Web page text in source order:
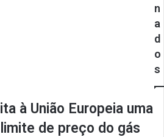
n
a
d
o
s
à União Europeia uma
de preço do gás